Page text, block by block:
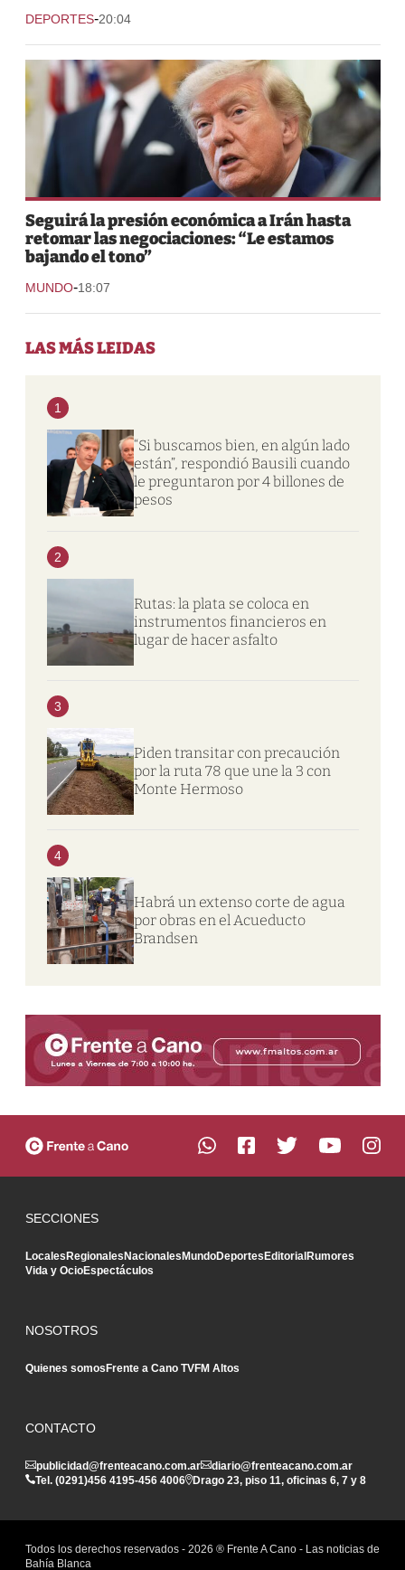
DEPORTES-20:04
Seguirá la presión económica a Irán hasta
retomar las negociaciones: “Le estamos
bajando el tono”
MUNDO-18:07
LAS MÁS LEIDAS
1
“Si buscamos bien, en algún lado
están”, respondió Bausili cuando
le preguntaron por 4 billones de
pesos
2
Rutas: la plata se coloca en
instrumentos financieros en
lugar de hacer asfalto
3
Piden transitar con precaución
por la ruta 78 que une la 3 con
Monte Hermoso
4
Habrá un extenso corte de agua
por obras en el Acueducto
Brandsen
SECCIONES
LocalesRegionalesNacionalesMundoDeportesEditorialRumores
Vida y OcioEspectáculos
NOSOTROS
Quienes somosFrente a Cano TVFM Altos
CONTACTO
publicidad@frenteacano.com.ar
diario@frenteacano.com.ar
Tel. (0291)456 4195-456 4006 Drago 23, piso 11, oficinas 6, 7 y 8
Todos los derechos reservados - 2026 ® Frente A Cano - Las noticias de
Bahía Blanca